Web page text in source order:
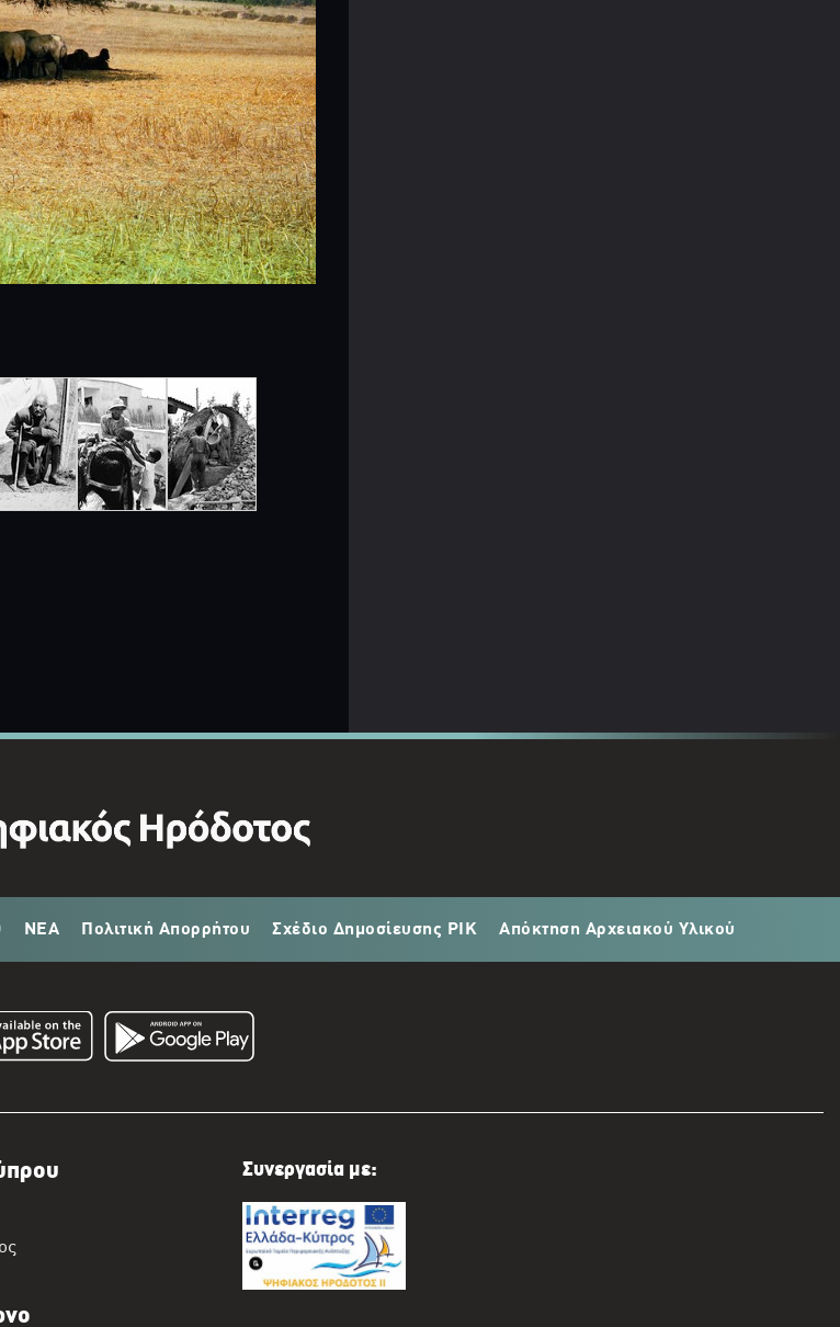
ΝΕΑ Πολιτική Απορρήτου Σχέδιο Δημοσίευσης ΡΙΚ Απόκτηση Αρχειακού Υλικού
Συνεργασία με: